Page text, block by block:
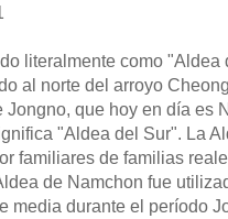
literalmente como "Aldea
al norte del arroyo
Jongno, que hoy en día es
"Aldea del Sur". La
familiares de familias
de Namchon fue
media durante el período